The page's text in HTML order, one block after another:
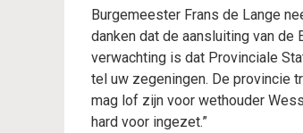
Burgemeester Frans de Lange
danken dat de aansluiting van de
verwachting is dat Provinciale
tel uw zegeningen. De provincie
mag lof zijn voor wethouder
hard voor ingezet.”